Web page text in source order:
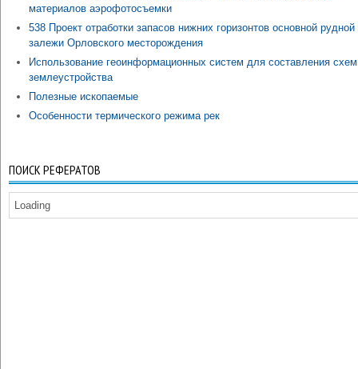
материалов аэрофотосъемки
538 Проект отработки запасов нижних горизонтов основной рудной
залежи Орловского месторождения
Использование геоинформационных систем для составления
землеустройства
Полезные ископаемые
Особенности термического режима рек
ПОИСК РЕФЕРАТОВ
Loading